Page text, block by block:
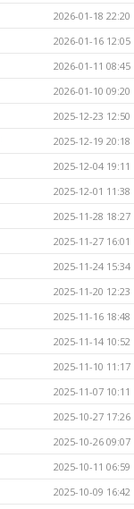
2026-01-18 22:20
2026-01-16 12:05
2026-01-11 08:45
2026-01-10 09:20
2025-12-23 12:50
2025-12-19 20:18
2025-12-04 19:11
2025-12-01 11:38
2025-11-28 18:27
2025-11-27 16:01
2025-11-24 15:34
2025-11-20 12:23
2025-11-16 18:48
2025-11-14 10:52
2025-11-10 11:17
2025-11-07 10:11
2025-10-27 17:26
2025-10-26 09:07
2025-10-11 06:59
2025-10-09 16:42